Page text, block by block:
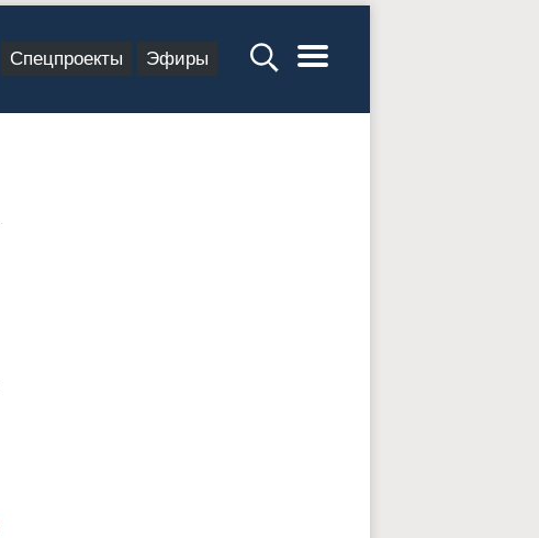
Спецпроекты Эфиры